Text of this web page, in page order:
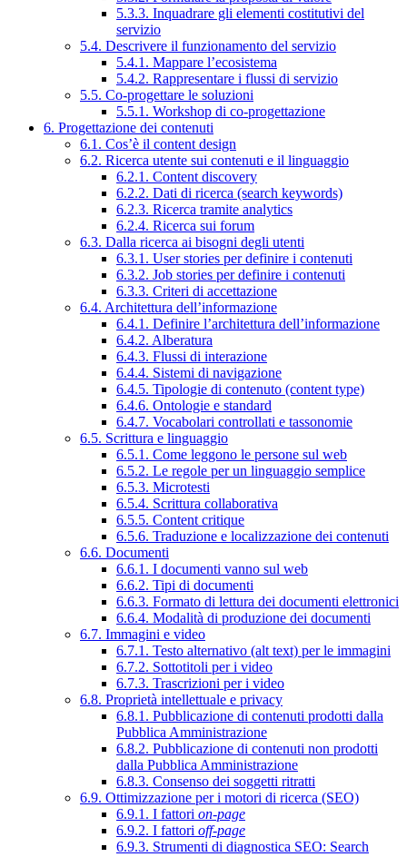
5.3.3. Inquadrare gli elementi costitutivi del
servizio
5.4. Descrivere il funzionamento del servizio
5.4.1. Mappare l’ecosistema
5.4.2. Rappresentare i flussi di servizio
5.5. Co-progettare le soluzioni
5.5.1. Workshop di co-progettazione
6. Progettazione dei contenuti
6.1. Cos’è il content design
6.2. Ricerca utente sui contenuti e il linguaggio
6.2.1. Content discovery
6.2.2. Dati di ricerca (search keywords)
6.2.3. Ricerca tramite analytics
6.2.4. Ricerca sui forum
6.3. Dalla ricerca ai bisogni degli utenti
6.3.1. User stories per definire i contenuti
6.3.2. Job stories per definire i contenuti
6.3.3. Criteri di accettazione
6.4. Architettura dell’informazione
6.4.1. Definire l’architettura dell’informazione
6.4.2. Alberatura
6.4.3. Flussi di interazione
6.4.4. Sistemi di navigazione
6.4.5. Tipologie di contenuto (content type)
6.4.6. Ontologie e standard
6.4.7. Vocabolari controllati e tassonomie
6.5. Scrittura e linguaggio
6.5.1. Come leggono le persone sul web
6.5.2. Le regole per un linguaggio semplice
6.5.3. Microtesti
6.5.4. Scrittura collaborativa
6.5.5. Content critique
6.5.6. Traduzione e localizzazione dei contenuti
6.6. Documenti
6.6.1. I documenti vanno sul web
6.6.2. Tipi di documenti
6.6.3. Formato di lettura dei documenti elettronici
6.6.4. Modalità di produzione dei documenti
6.7. Immagini e video
6.7.1. Testo alternativo (alt text) per le immagini
6.7.2. Sottotitoli per i video
6.7.3. Trascrizioni per i video
6.8. Proprietà intellettuale e privacy
6.8.1. Pubblicazione di contenuti prodotti dalla
Pubblica Amministrazione
6.8.2. Pubblicazione di contenuti non prodotti
dalla Pubblica Amministrazione
6.8.3. Consenso dei soggetti ritratti
6.9. Ottimizzazione per i motori di ricerca (SEO)
6.9.1. I fattori on-page
6.9.2. I fattori off-page
6.9.3. Strumenti di diagnostica SEO: Search